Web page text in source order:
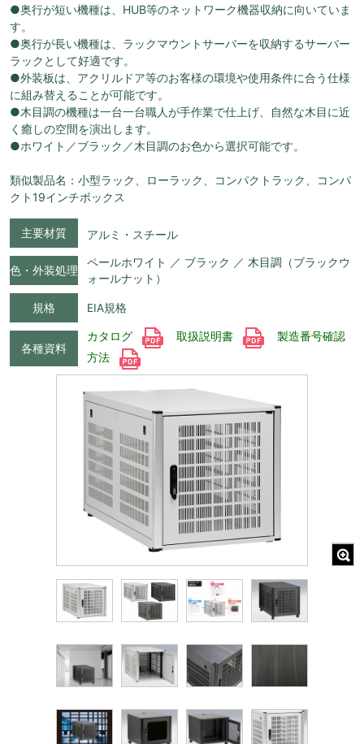
●奥行が短い機種は、HUB等のネットワーク機器収納に向いていま
す。
●奥行が長い機種は、ラックマウントサーバーを収納するサーバー
ラックとして好適です。
●外装板は、アクリルドア等のお客様の環境や使用条件に合う仕様
に組み替えることが可能です。
●木目調の機種は一台一台職人が手作業で仕上げ、自然な木目に近
く癒しの空間を演出します。
●ホワイト／ブラック／木目調のお色から選択可能です。
類似製品名：小型ラック、ローラック、コンパクトラック、コンパ
クト19インチボックス
主要材質 アルミ・スチール
色・外装処理
ペールホワイト ／ ブラック ／ 木目調（ブラックウ
ォールナット）
規格 EIA規格
各種資料
カタログ 取扱説明書
製造番号確認
方法